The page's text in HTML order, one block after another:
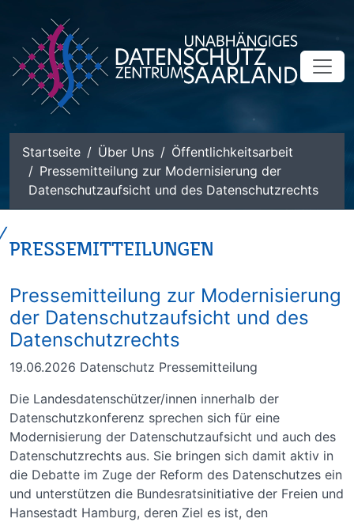
Startseite Über Uns
Öffentlichkeitsarbeit
Pressemitteilung zur Modernisierung der
Datenschutzaufsicht und des Datenschutzrechts
PRESSEMITTEILUNGEN
Pressemitteilung zur Modernisierung
der Datenschutzaufsicht und des
Datenschutzrechts
19.06.2026 Datenschutz Pressemitteilung
Die Landesdatenschützer/innen innerhalb der
Datenschutzkonferenz sprechen sich für eine
Modernisierung der Datenschutzaufsicht und auch des
Datenschutzrechts aus. Sie bringen sich damit aktiv in
die Debatte im Zuge der Reform des Datenschutzes ein
und unterstützen die Bundesratsinitiative der Freien und
Hansestadt Hamburg, deren Ziel es ist, den